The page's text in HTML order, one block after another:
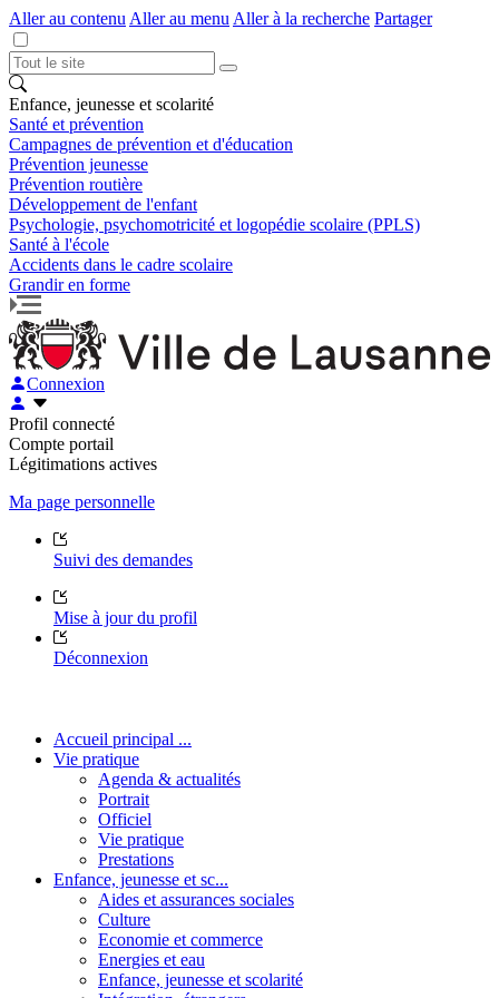
Aller au contenu Aller au menu Aller à la recherche Partager
Enfance, jeunesse et scolarité
Santé et prévention
Campagnes de prévention et d'éducation
Prévention jeunesse
Prévention routière
Développement de l'enfant
Psychologie, psychomotricité et logopédie scolaire (PPLS)
Santé à l'école
Accidents dans le cadre scolaire
Grandir en forme
Connexion
Profil connecté
Compte portail
Légitimations actives
Ma page personnelle
Suivi des demandes
Mise à jour du profil
Déconnexion
Accueil principal ...
Vie pratique
Agenda & actualités
Portrait
Officiel
Vie pratique
Prestations
Enfance, jeunesse et sc...
Aides et assurances sociales
Culture
Economie et commerce
Energies et eau
Enfance, jeunesse et scolarité